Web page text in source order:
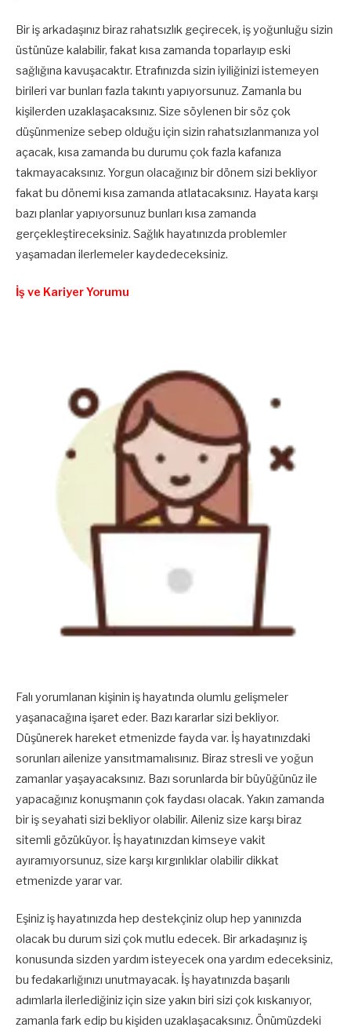
Bir iş arkadaşınız biraz rahatsızlık geçirecek, iş yoğunluğu sizin
üstünüze kalabilir, fakat kısa zamanda toparlayıp eski
sağlığına kavuşacaktır. Etrafınızda sizin iyiliğinizi istemeyen
birileri var bunları fazla takıntı yapıyorsunuz. Zamanla bu
kişilerden uzaklaşacaksınız. Size söylenen bir söz çok
düşünmenize sebep olduğu için sizin rahatsızlanmanıza yol
açacak, kısa zamanda bu durumu çok fazla kafanıza
takmayacaksınız. Yorgun olacağınız bir dönem sizi bekliyor
fakat bu dönemi kısa zamanda atlatacaksınız. Hayata karşı
bazı planlar yapıyorsunuz bunları kısa zamanda
gerçekleştireceksiniz. Sağlık hayatınızda problemler
yaşamadan ilerlemeler kaydedeceksiniz.
İş ve Kariyer Yorumu
Falı yorumlanan kişinin iş hayatında olumlu gelişmeler
yaşanacağına işaret eder. Bazı kararlar sizi bekliyor.
Düşünerek hareket etmenizde fayda var. İş hayatınızdaki
sorunları ailenize yansıtmamalısınız. Biraz stresli ve yoğun
zamanlar yaşayacaksınız. Bazı sorunlarda bir büyüğünüz ile
yapacağınız konuşmanın çok faydası olacak. Yakın zamanda
bir iş seyahati sizi bekliyor olabilir. Aileniz size karşı biraz
sitemli gözüküyor. İş hayatınızdan kimseye vakit
ayıramıyorsunuz, size karşı kırgınlıklar olabilir dikkat
etmenizde yarar var.
Eşiniz iş hayatınızda hep destekçiniz olup hep yanınızda
olacak bu durum sizi çok mutlu edecek. Bir arkadaşınız iş
konusunda sizden yardım isteyecek ona yardım edeceksiniz,
bu fedakarlığınızı unutmayacak. İş hayatınızda başarılı
adımlarla ilerlediğiniz için size yakın biri sizi çok kıskanıyor,
zamanla fark edip bu kişiden uzaklaşacaksınız. Önümüzdeki